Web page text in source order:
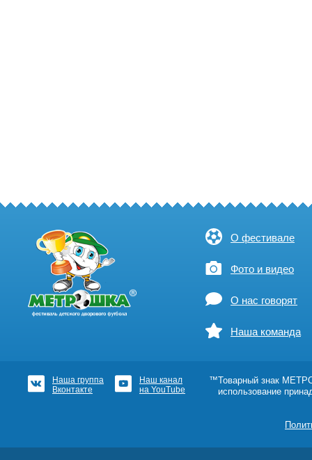
О фестивале
Фото и видео
О нас говорят
Наша команда
Наша группа
Вконтакте
Наш канал
на YouTube
™Товарный знак
использование